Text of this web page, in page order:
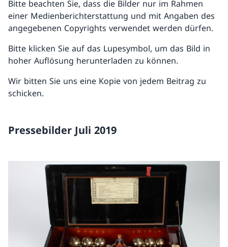
Bitte beachten Sie, dass die Bilder nur im Rahmen
einer Medienberichterstattung und mit Angaben des
angegebenen Copyrights verwendet werden dürfen.
Bitte klicken Sie auf das Lupesymbol, um das Bild in
hoher Auflösung herunterladen zu können.
Wir bitten Sie uns eine Kopie von jedem Beitrag zu
schicken.
Pressebilder Juli 2019